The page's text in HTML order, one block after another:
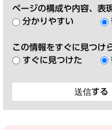
ページの構成や内容、表
分かりやすい
この情報をすぐに見つけ
すぐに見つけた